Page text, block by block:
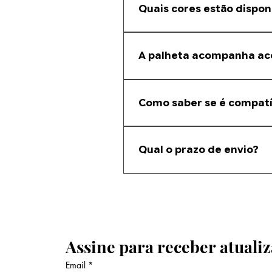
Em caso de dúvida, envie uma
Quais cores estão
A palheta acompanha
Como saber se é
Qual o prazo de envio?
Assine para receber
Email *